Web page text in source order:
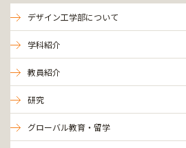
デザイン工学部について
学科紹介
教員紹介
研究
グローバル教育・留学